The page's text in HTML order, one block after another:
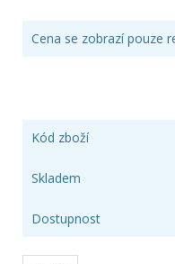
Cena se zobrazí pouze
Kód zboží
Skladem
Dostupnost